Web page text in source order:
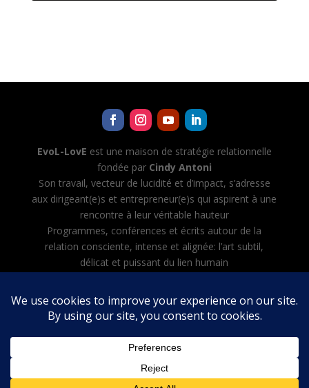
EvoL-LovE est une maison de stratégie relationnelle
fondée par Cindy Antoni
Son travail, vecteur de lucidité et d’impact, s’adresse
aux dirigeant(e)s et entrepreneur(e)s qui aspirent à une
rencontre à leur véritable hauteur
Programmes, conférences et écrits autour de la
relation consciente, intense et alignée: l’art subtil,
délicat et puissant du lien humain
toutes les tâches avec l’IA, créer et diriger son équipe
d’agents IA
CGV·Politique de confidentialité